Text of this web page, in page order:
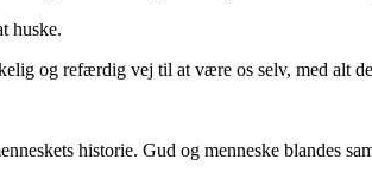
huske.
og refærdig vej til at være os selv, med alt
historie. Gud og menneske blandes